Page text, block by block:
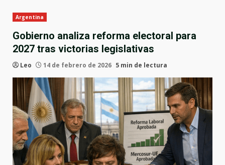
Argentina
Gobierno analiza reforma electoral para
2027 tras victorias legislativas
Leo 14 de febrero de 2026 5 min de lectura